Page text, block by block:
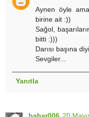
Aynen öyle
birine ait :))
Sağol,
bitti :)))
Darısı başına
Sevgiler...
Yanıtla